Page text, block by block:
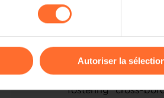
ou des cookies non nécessaires.
Autoriser la
Commerce and its
of the
Thanks to theGO
will have the
fostering cross-